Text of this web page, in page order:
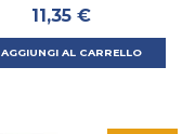
11,35 €
AGGIUNGI AL CARRELLO